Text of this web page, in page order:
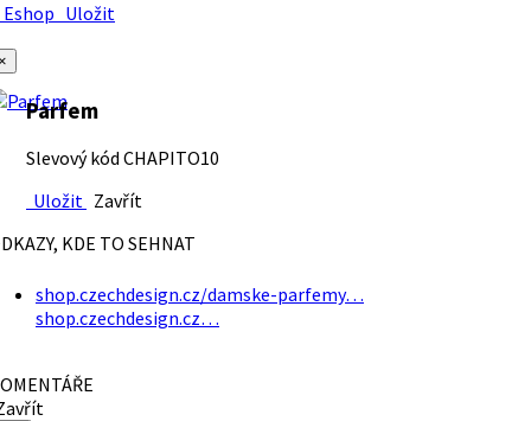
Uložit
Parfem
Slevový kód CHAPITO10
Uložit Zavřít
KDE TO SEHNAT
shop.czechdesign.cz/damske-parfemy…
shop.czechdesign.cz…